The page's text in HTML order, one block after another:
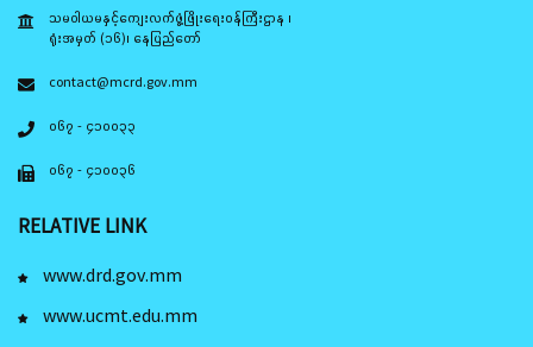
သမဝါယမနှင့်ကျေးလက်ဖွံ့ဖြိုးရေးဝန်ကြီးဌာန ၊
ရုံးအမှတ် (၁၆)၊ နေပြည်တော်
contact@mcrd.gov.mm
၀၆၇ - ၄၁၀၀၃၃
၀၆၇ - ၄၁၀၀၃၆
RELATIVE LINK
www.drd.gov.mm
www.ucmt.edu.mm